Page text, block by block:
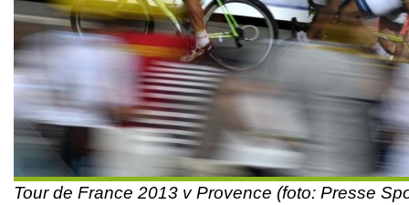
Tour de France 2013 v Provence (foto: Presse